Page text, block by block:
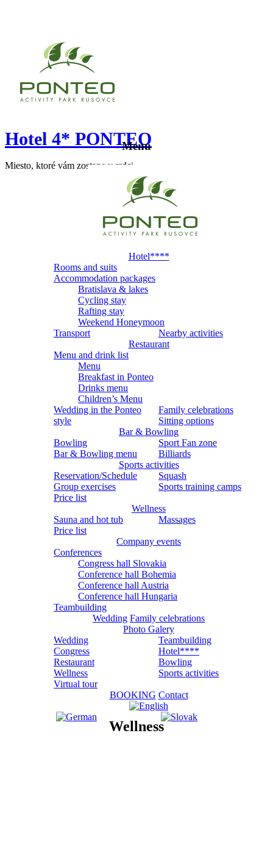
Hotel 4* PONTEO
Miesto, ktoré vám zostane v srdci
Menu
Hotel****
Rooms and suits
Accommodation packages
Bratislava & lakes
Cycling stay
Rafting stay
Weekend Honeymoon
Transport
Nearby activities
Restaurant
Menu and drink list
Menu
Breakfast in Ponteo
Drinks menu
Children’s Menu
Wedding in the Ponteo
style
Family celebrations
Sitting options
Bar & Bowling
Bowling
Sport Fan zone
Bar & Bowling menu
Billiards
Sports activities
Reservation/Schedule
Squash
Group exercises
Sports training camps
Price list
Wellness
Sauna and hot tub
Massages
Price list
Company events
Conferences
Congress hall Slovakia
Conference hall Bohemia
Conference hall Austria
Conference hall Hungaria
Teambuilding
Wedding Family celebrations
Photo Galery
Wedding
Teambuilding
Congress
Hotel****
Restaurant
Bowling
Wellness
Sports activities
Virtual tour
BOOKING Contact
Wellness